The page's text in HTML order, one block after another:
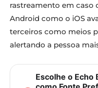
rastreamento em caso
Android como o iOS
terceiros como meios
alertando a pessoa
Escolhe o Echo